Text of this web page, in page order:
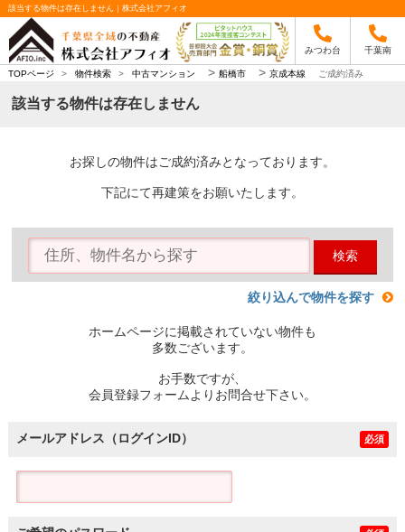
該当する物件は存在しません｜株式会社アフィオ
みつわ台 千葉南
TOPページ > 物件検索 > 中古マンション > 船橋市 > 京成本線 ご成約済み
該当する物件は存在しません
お探しの物件はご成約済みとなっております。
下記にて再建策をお願いたします。
検索
絞り込んで物件を探す
ホームページに掲載されていない物件も
多数ございます。
お手数ですが、
会員登録フォームよりお問合せ下さい。
メールアドレス（ログインID） 必須